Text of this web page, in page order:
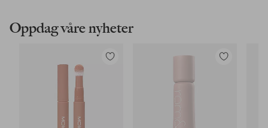
Oppdag våre nyheter
Legg
Legg